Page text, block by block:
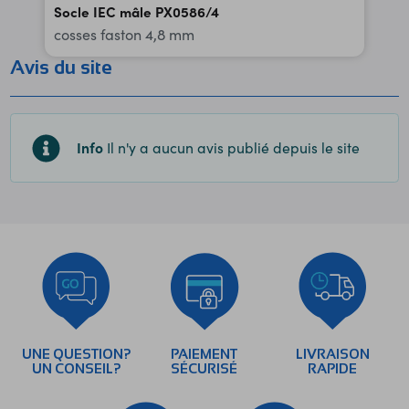
Socle IEC mâle PX0586/4
cosses faston 4,8 mm
Avis du site
Info Il n'y a aucun avis publié depuis le site
UNE QUESTION?
UN CONSEIL?
PAIEMENT
SÉCURISÉ
LIVRAISON
RAPIDE